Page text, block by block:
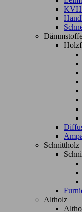
KVH
Schnittholz
Altholz